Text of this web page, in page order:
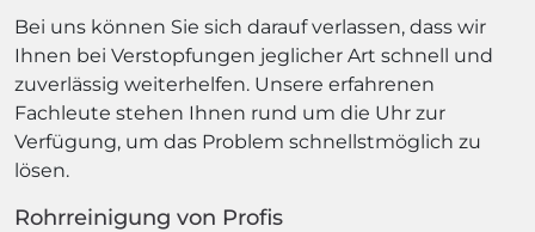
Bei uns können Sie sich darauf verlassen, dass wir
Ihnen bei Verstopfungen jeglicher Art schnell und
zuverlässig weiterhelfen. Unsere erfahrenen
Fachleute stehen Ihnen rund um die Uhr zur
Verfügung, um das Problem schnellstmöglich zu
lösen.
Rohrreinigung von Profis